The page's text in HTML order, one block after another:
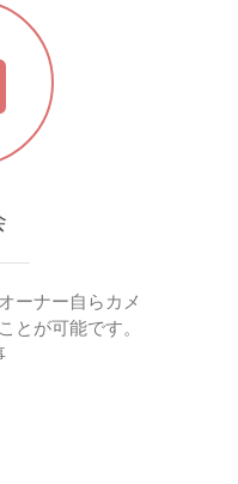
ーナー自らカメ
とが可能です。